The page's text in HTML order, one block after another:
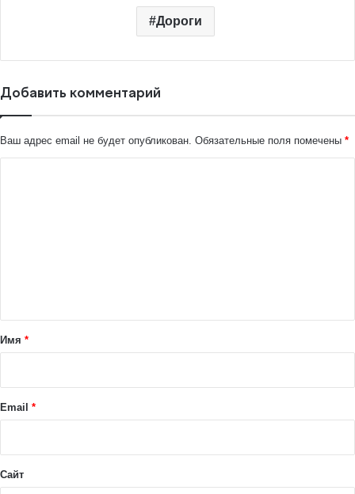
Дороги
Добавить комментарий
Ваш адрес email не будет опубликован. Обязательные поля помечены *
а
й
Имя *
Email *
Сайт